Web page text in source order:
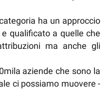
ha un approccio
qualificato a quelle che
ma anche gli
aziende che sono la
ci possiamo muovere -